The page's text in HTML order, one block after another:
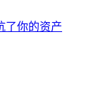
了你的资产